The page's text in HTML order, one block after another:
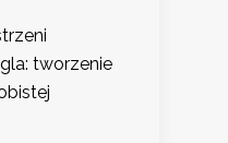
tworzenie